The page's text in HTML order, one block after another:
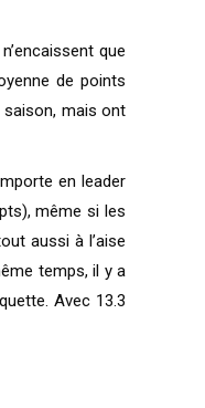
que
de points
saison, mais ont
en leader
même si les
aussi à l’aise
temps, il y a
Avec 13.3